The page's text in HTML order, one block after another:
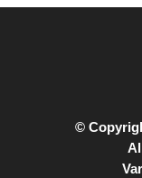
©